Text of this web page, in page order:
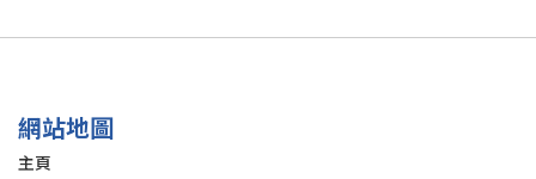
網站地圖
主頁